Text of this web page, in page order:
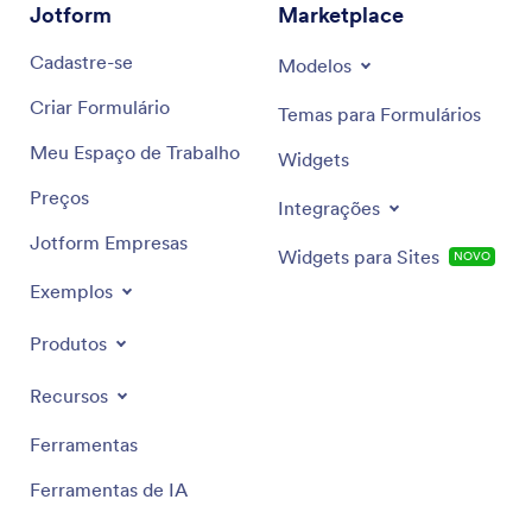
Jotform
Cadastre-se
Criar Formulário
Meu Espaço de Trabalho
Preços
Jotform Empresas
Exemplos
Produtos
Recursos
Ferramentas
Ferramentas de IA
Marketplace
Modelos
Temas para Formulários
Widgets
Integrações
Widgets para Sites NOVO